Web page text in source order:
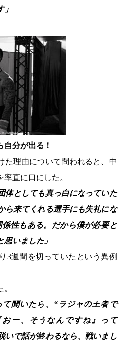
自分が出る！
た理由について問われると、中
直に口にした。
体としても真っ白になっていた
ら来てくれる選手にも失礼にな
係性もある。だから僕が必要と
思いました」
3週間を切っていたという異例
て聞いたら、“ラジャの王者で
ー、そうなんですね』って
いで話が終わるなら、戦いまし